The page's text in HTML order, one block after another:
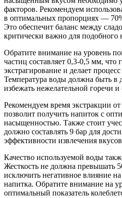
факторов. Рекомендуем
в оптимальных пропорциях —
Это обеспечит баланс между
критически важно для подобного
Обратите внимание на уровень
частиц составляет 0,3-0,5 мм, что
экстрагирование и делает
Температура воды должна быть в
избежать нежелательной горечи
Рекомендуем время экстракции
позволит получить напиток с
насыщенностью. Также стоит
должно составлять 9 бар для
эффективности извлечения
Качество используемой воды
Жесткость не должна превышать
исключить негативное влияние
напитка. Обратите внимание на
оптимальный показатель